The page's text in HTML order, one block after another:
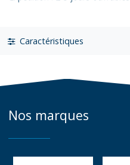
Caractéristiques
Nos marques